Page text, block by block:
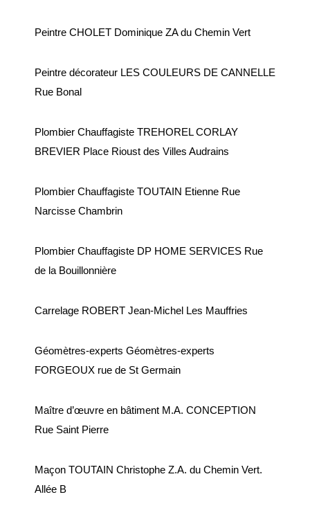
Peintre CHOLET Dominique ZA du Chemin Vert
Peintre décorateur LES COULEURS DE CANNELLE
Rue Bonal
Plombier Chauffagiste TREHOREL CORLAY
BREVIER Place Rioust des Villes Audrains
Plombier Chauffagiste TOUTAIN Etienne Rue
Narcisse Chambrin
Plombier Chauffagiste DP HOME SERVICES Rue
de la Bouillonnière
Carrelage ROBERT Jean-Michel Les Mauffries
Géomètres-experts Géomètres-experts
FORGEOUX rue de St Germain
Maître d’œuvre en bâtiment M.A. CONCEPTION
Rue Saint Pierre
Maçon TOUTAIN Christophe Z.A. du Chemin Vert.
Allée B